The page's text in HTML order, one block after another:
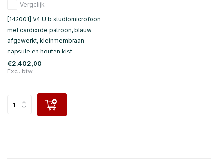
Vergelijk
[142001] V4 U b studiomicrofoon
met cardioïde patroon, blauw
afgewerkt, kleinmembraan
capsule en houten kist.
€2.402,00
Excl. btw